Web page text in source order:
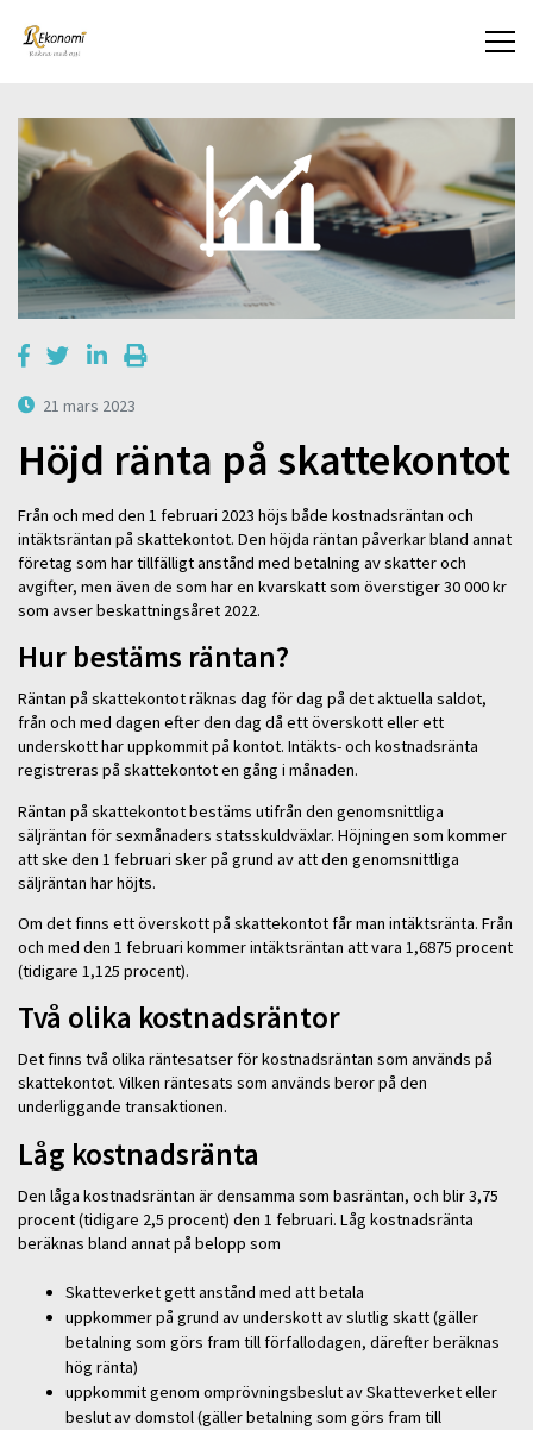
21 mars 2023
Höjd ränta på skattekontot
Från och med den 1 februari 2023 höjs både kostnadsräntan och
intäktsräntan på skattekontot. Den höjda räntan påverkar bland annat
företag som har tillfälligt anstånd med betalning av skatter och
avgifter, men även de som har en kvarskatt som överstiger 30 000 kr
som avser beskattningsåret 2022.
Hur bestäms räntan?
Räntan på skattekontot räknas dag för dag på det aktuella saldot,
från och med dagen efter den dag då ett överskott eller ett
underskott har uppkommit på kontot. Intäkts- och kostnadsränta
registreras på skattekontot en gång i månaden.
Räntan på skattekontot bestäms utifrån den genomsnittliga
säljräntan för sexmånaders statsskuldväxlar. Höjningen som kommer
att ske den 1 februari sker på grund av att den genomsnittliga
säljräntan har höjts.
Om det finns ett överskott på skattekontot får man intäktsränta. Från
och med den 1 februari kommer intäktsräntan att vara 1,6875 procent
(tidigare 1,125 procent).
Två olika kostnadsräntor
Det finns två olika räntesatser för kostnadsräntan som används på
skattekontot. Vilken räntesats som används beror på den
underliggande transaktionen.
Låg kostnadsränta
Den låga kostnadsräntan är densamma som basräntan, och blir 3,75
procent (tidigare 2,5 procent) den 1 februari. Låg kostnadsränta
beräknas bland annat på belopp som
Skatteverket gett anstånd med att betala
uppkommer på grund av underskott av slutlig skatt (gäller
betalning som görs fram till förfallodagen, därefter beräknas
hög ränta)
uppkommit genom omprövningsbeslut av Skatteverket eller
beslut av domstol (gäller betalning som görs fram till